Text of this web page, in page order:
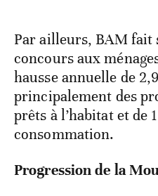
Par ailleurs, BAM fait
concours aux
hausse annuelle de
principalement des
prêts à l’habitat et de
consommation.
Progression de la